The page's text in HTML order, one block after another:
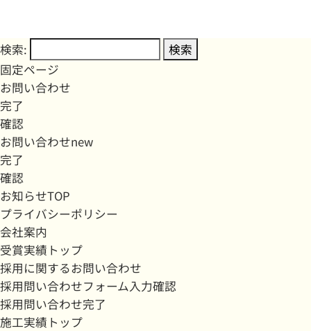
検索:
固定ページ
お問い合わせ
完了
確認
お問い合わせnew
完了
確認
お知らせTOP
プライバシーポリシー
会社案内
受賞実績トップ
採用に関するお問い合わせ
採用問い合わせフォーム入力確認
採用問い合わせ完了
施工実績トップ